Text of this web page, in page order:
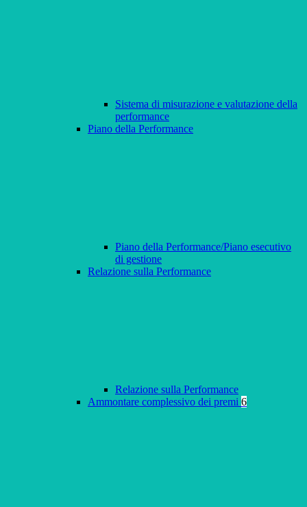
Sistema di misurazione e valutazione della
performance
Piano della Performance
Piano della Performance/Piano esecutivo
di gestione
Relazione sulla Performance
Relazione sulla Performance
Ammontare complessivo dei premi 6